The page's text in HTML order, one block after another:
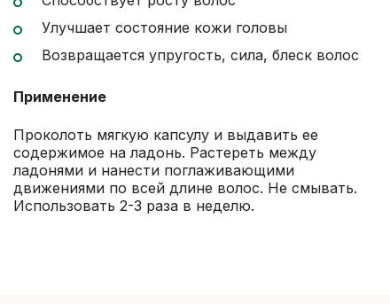
Улучшает состояние кожи головы
Возвращается упругость, сила, блеск волос
Применение
Проколоть мягкую капсулу и выдавить ее
содержимое на ладонь. Растереть между
ладонями и нанести поглаживающими
движениями по всей длине волос. Не смывать.
Использовать 2-3 раза в неделю.